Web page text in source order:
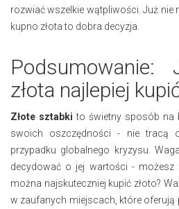
rozwiać wszelkie wątpliwości. Już nie
kupno złota to dobra decyzja.
Podsumowanie:
złota najlepiej
Złote sztabki to świetny sposób na
swoich oszczędności - nie tracą
przypadku globalnego kryzysu.
decydować o jej wartości - możesz
można najskuteczniej kupić złoto?
w zaufanych miejscach, które oferują